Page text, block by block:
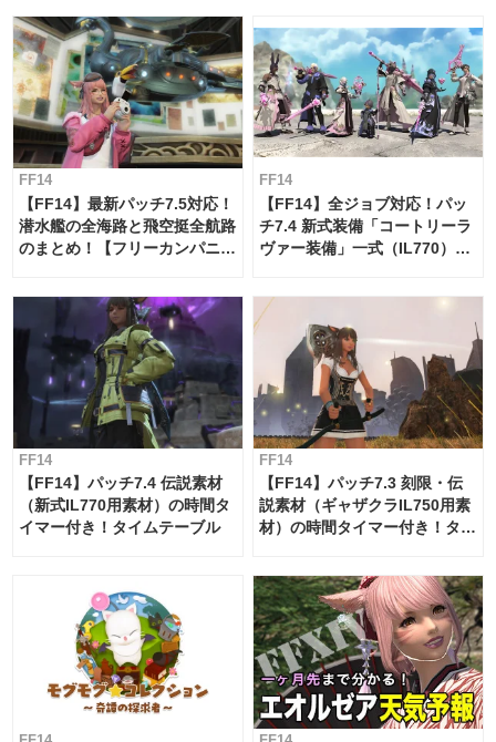
FF14
【FF14】最新パッチ7.5対応！
潜水艦の全海路と飛空挺全航路
のまとめ！【フリーカンパニ
FF14
【FF14】全ジョブ対応！パッ
チ7.4 新式装備「コートリーラ
ヴァー装備」一式（IL770）の
FF14
【FF14】パッチ7.4 伝説素材
（新式IL770用素材）の時間タ
イマー付き！タイムテーブル
FF14
【FF14】パッチ7.3 刻限・伝
説素材（ギャザクラIL750用素
材）の時間タイマー付き！タイ